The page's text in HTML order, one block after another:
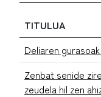
TITULUA
Deliaren
Zenbat senide
zeudela hil zen